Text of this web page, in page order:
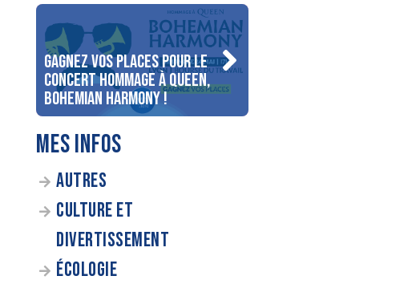
Gagnez vos places pour le
concert Hommage à Queen,
Bohemian Harmony !
MES INFOS
AUTRES
CULTURE ET
DIVERTISSEMENT
ÉCOLOGIE